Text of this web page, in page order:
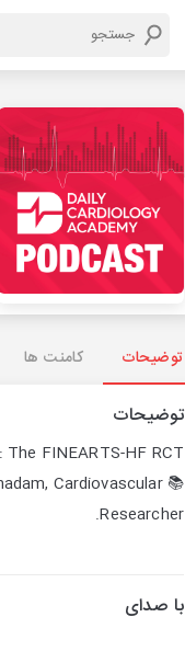
توضیحات کامنت ها
توضیحات
FINEARTS-HF RCT
Cardiovascular
Researcher.
با صدای